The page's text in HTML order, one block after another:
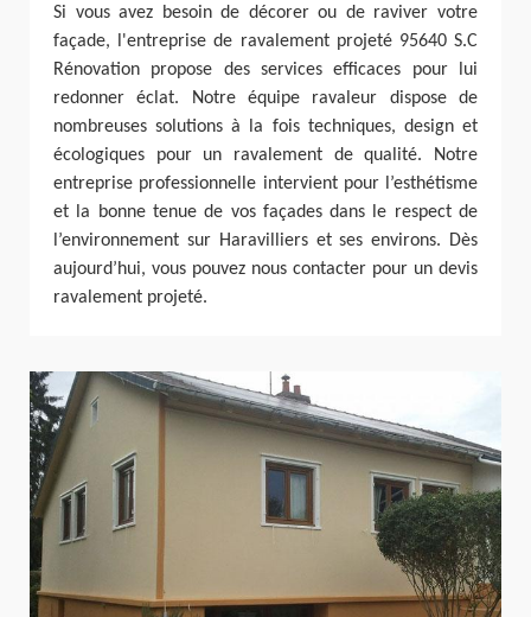
Si vous avez besoin de décorer ou de raviver votre
façade, l'entreprise de ravalement projeté 95640 S.C
Rénovation propose des services efficaces pour lui
redonner éclat. Notre équipe ravaleur dispose de
nombreuses solutions à la fois techniques, design et
écologiques pour un ravalement de qualité. Notre
entreprise professionnelle intervient pour l’esthétisme
et la bonne tenue de vos façades dans le respect de
l’environnement sur Haravilliers et ses environs. Dès
aujourd’hui, vous pouvez nous contacter pour un devis
ravalement projeté.